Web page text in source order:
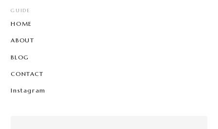
GUIDE
HOME
ABOUT
BLOG
CONTACT
Instagram